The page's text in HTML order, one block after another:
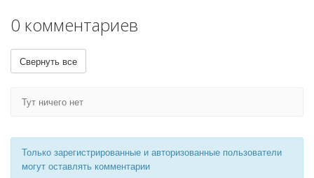
0 комментариев
Свернуть все
Тут ничего нет
Только зарегистрированные и авторизованные пользователи
могут оставлять комментарии